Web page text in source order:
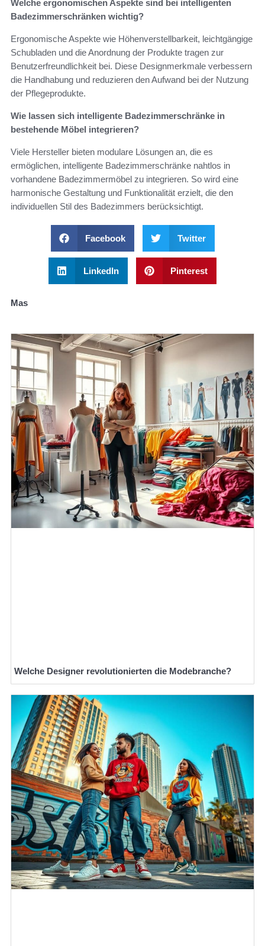
Welche ergonomischen Aspekte sind bei intelligenten
Badezimmerschränken wichtig?
Ergonomische Aspekte wie Höhenverstellbarkeit, leichtgängige
Schubladen und die Anordnung der Produkte tragen zur
Benutzerfreundlichkeit bei. Diese Designmerkmale verbessern
die Handhabung und reduzieren den Aufwand bei der Nutzung
der Pflegeprodukte.
Wie lassen sich intelligente Badezimmerschränke in
bestehende Möbel integrieren?
Viele Hersteller bieten modulare Lösungen an, die es
ermöglichen, intelligente Badezimmerschränke nahtlos in
vorhandene Badezimmermöbel zu integrieren. So wird eine
harmonische Gestaltung und Funktionalität erzielt, die den
individuellen Stil des Badezimmers berücksichtigt.
Facebook Twitter
LinkedIn Pinterest
Mas
Welche Designer revolutionierten die Modebranche?